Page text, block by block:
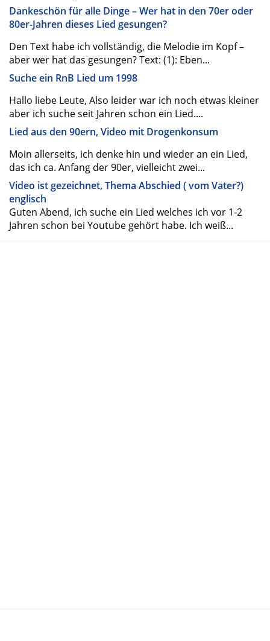
Dankeschön für alle Dinge – Wer hat in den 70er oder
80er-Jahren dieses Lied gesungen?
Den Text habe ich vollständig, die Melodie im Kopf –
aber wer hat das gesungen? Text: (1): Eben...
Suche ein RnB Lied um 1998
Hallo liebe Leute, Also leider war ich noch etwas kleiner
aber ich suche seit Jahren schon ein Lied....
Lied aus den 90ern, Video mit Drogenkonsum
Moin allerseits, ich denke hin und wieder an ein Lied,
das ich ca. Anfang der 90er, vielleicht zwei...
Video ist gezeichnet, Thema Abschied ( vom Vater?)
englisch
Guten Abend, ich suche ein Lied welches ich vor 1-2
Jahren schon bei Youtube gehört habe. Ich weiß...